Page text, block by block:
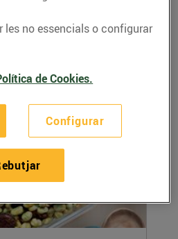
8 cuixes de
500 g de xirivies 2
les no essencials o configurar
de Cookies.
Configurar